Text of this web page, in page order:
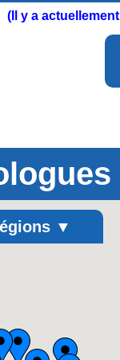
(Il y a actuellement
▼